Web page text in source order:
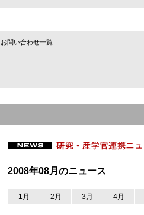
お問い合わせ一覧
2008年08月のニュース
1月 2月 3月 4月